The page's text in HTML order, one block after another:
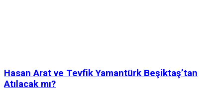
Hasan Arat ve Tevfik Yamantürk Beşiktaş’tan
Atılacak mı?